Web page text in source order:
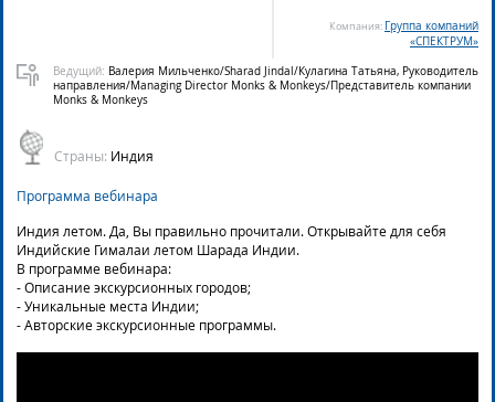
Компания: Группа компаний
«СПЕКТРУМ»
Ведущий: Валерия Мильченко/Sharad Jindal/Кулагина Татьяна, Руководитель
направления/Managing Director Monks & Monkeys/Представитель компании
Monks & Monkeys
Страны: Индия
Программа вебинара
Индия летом. Да, Вы правильно прочитали. Открывайте для себя
Индийские Гималаи летом Шарада Индии.
В программе вебинара:
- Описание экскурсионных городов;
- Уникальные места Индии;
- Авторские экскурсионные программы.